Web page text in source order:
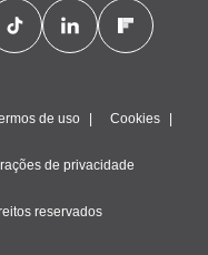
de uso Cookies
de privacidade
reservados